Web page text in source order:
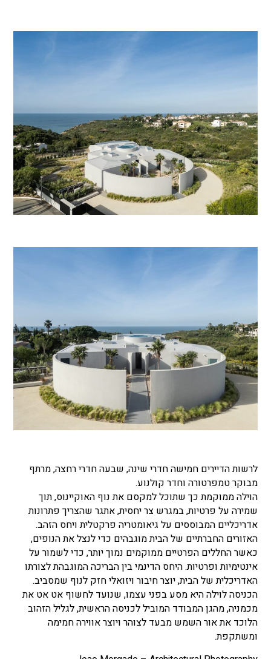
לרשות הדיירים חמישה חדרי שינה, שבעה חדרי רחצה, מרתף
מבוקר טמפרטורה וחדר קולנוע.
הוילה ממוקמת כך שתוכל למקסם את נוף האוקיינוס, ​​תוך
שמירה על פרטיות, במגרש צר יחסית, אתגר שהצריך פתרונות
אדריכליים המבוססים על גיאומטריה פרקטלית ויחס הזהב.
האזורים החברתיים של הבית מוגבהים כדי לנצל את הנופים,
כאשר החללים הפרטיים ממוקמים נמוך יותר, כדי לשמור על
אינטימיות ופרטיות. היחס הדינמי בין הבריכה המוגבהת לצורתו
האדריכלית של הבית, יוצר חיבור ויזואלי חזק לנוף שמסביב.
הכניסה לוילה היא מסע בפני עצמו, שנועד לחשוף אט אט את
מכמניה, מהגן המבודד המוביל לכניסה הראשית, לגליל הזהוב
הלוכד את אור השמש מבעד לצוהר ויוצר אווירה חמימה
ומשתקפת.